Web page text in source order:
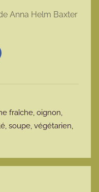
Anna Helm Baxter
fraîche, oignon,
, soupe, végétarien,